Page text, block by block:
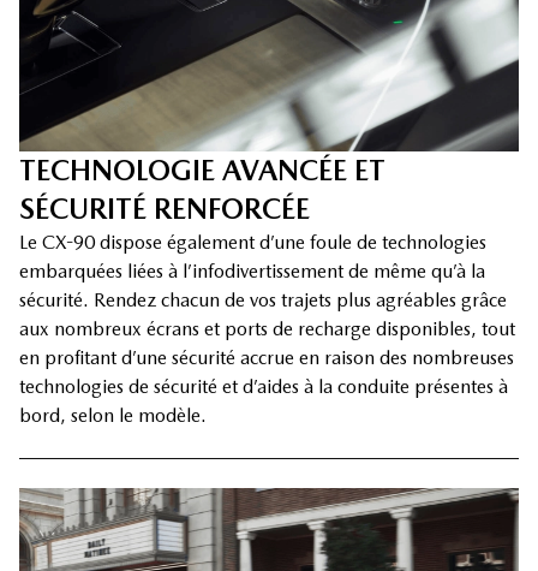
TECHNOLOGIE AVANCÉE ET
SÉCURITÉ RENFORCÉE
Le CX-90 dispose également d’une foule de technologies
embarquées liées à l’infodivertissement de même qu’à la
sécurité. Rendez chacun de vos trajets plus agréables grâce
aux nombreux écrans et ports de recharge disponibles, tout
en profitant d’une sécurité accrue en raison des nombreuses
technologies de sécurité et d’aides à la conduite présentes à
bord, selon le modèle.